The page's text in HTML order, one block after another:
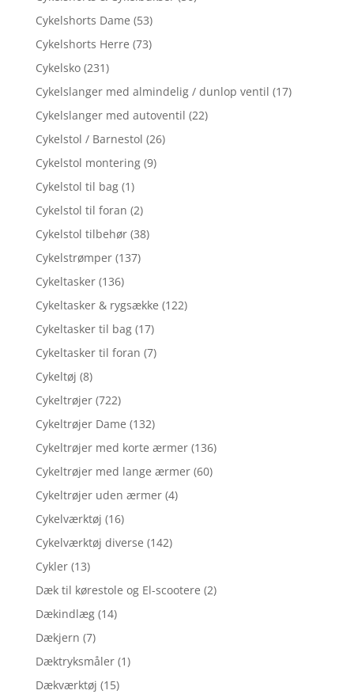
Cykelshorts Dame (53)
Cykelshorts Herre (73)
Cykelsko (231)
Cykelslanger med almindelig / dunlop ventil (17)
Cykelslanger med autoventil (22)
Cykelstol / Barnestol (26)
Cykelstol montering (9)
Cykelstol til bag (1)
Cykelstol til foran (2)
Cykelstol tilbehør (38)
Cykelstrømper (137)
Cykeltasker (136)
Cykeltasker & rygsække (122)
Cykeltasker til bag (17)
Cykeltasker til foran (7)
Cykeltøj (8)
Cykeltrøjer (722)
Cykeltrøjer Dame (132)
Cykeltrøjer med korte ærmer (136)
Cykeltrøjer med lange ærmer (60)
Cykeltrøjer uden ærmer (4)
Cykelværktøj (16)
Cykelværktøj diverse (142)
Cykler (13)
Dæk til kørestole og El-scootere (2)
Dækindlæg (14)
Dækjern (7)
Dæktryksmåler (1)
Dækværktøj (15)